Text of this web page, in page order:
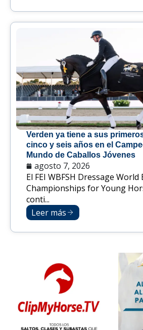
Verden ya tiene a sus
cinco y seis años en el
Mundo de Caballos Jóvenes
agosto 7, 2026
El FEI WBFSH Dressage
Championships for Young
conti...
Leer más